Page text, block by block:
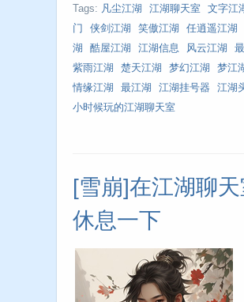
Tags: 凡尘江湖 江湖聊天室 文字江
门
侠剑江湖 笑傲江湖 任逍遥江湖
湖
酷屋江湖 江湖信息 风云江湖
紫雨江湖
楚天江湖 梦幻江湖 梦江
情缘江湖
最江湖 江湖挂号器 江湖
小时候玩的江湖聊天室
[雪崩]在江湖聊
休息一下